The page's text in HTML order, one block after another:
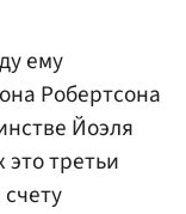
ему
Робертсона
Йоэля
третьи